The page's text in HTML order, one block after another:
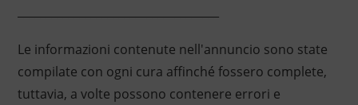
Le informazioni contenute nell'annuncio sono state
compilate con ogni cura affinché fossero complete,
tuttavia, a volte possono contenere errori e